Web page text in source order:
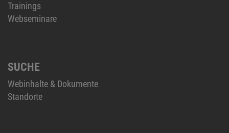
Trainings
Webseminare
SUCHE
Webinhalte & Dokumente
Standorte